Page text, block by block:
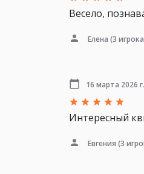
Весело,
Елена (3
16 марта 2026 г.
Интересный
Евгения (3